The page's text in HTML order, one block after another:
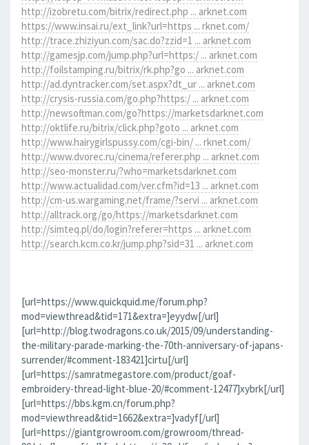
http://izobretu.com/bitrix/redirect.php ... arknet.com
https://www.insai.ru/ext_link?url=https ... rknet.com/
http://trace.zhiziyun.com/sac.do?zzid=1 ... arknet.com
http://gamesjp.com/jump.php?url=https:/ ... arknet.com
http://foilstamping.ru/bitrix/rk.php?go ... arknet.com
http://ad.dyntracker.com/set.aspx?dt_ur ... arknet.com
http://crysis-russia.com/go.php?https:/ ... arknet.com
http://newsoftman.com/go?https://marketsdarknet.com
http://oktlife.ru/bitrix/click.php?goto ... arknet.com
http://www.hairygirlspussy.com/cgi-bin/ ... rknet.com/
http://www.dvorec.ru/cinema/referer.php ... arknet.com
http://seo-monster.ru/?who=marketsdarknet.com
http://www.actualidad.com/ver.cfm?id=13 ... arknet.com
http://cm-us.wargaming.net/frame/?servi ... arknet.com
http://alltrack.org/go/https://marketsdarknet.com
http://simteq.pl/do/login?referer=https ... arknet.com
http://search.kcm.co.kr/jump.php?sid=31 ... arknet.com
[url=https://www.quickquid.me/forum.php?
mod=viewthread&tid=171&extra=]eyydw[/url]
[url=http://blog.twodragons.co.uk/2015/09/understanding-
the-military-parade-marking-the-70th-anniversary-of-japans-
surrender/#comment-183421]cirtu[/url]
[url=https://samratmegastore.com/product/goaf-
embroidery-thread-light-blue-20/#comment-12477]xybrk[/url]
[url=https://bbs.kgm.cn/forum.php?
mod=viewthread&tid=1662&extra=]vadyf[/url]
[url=https://giantgrowroom.com/growroom/thread-